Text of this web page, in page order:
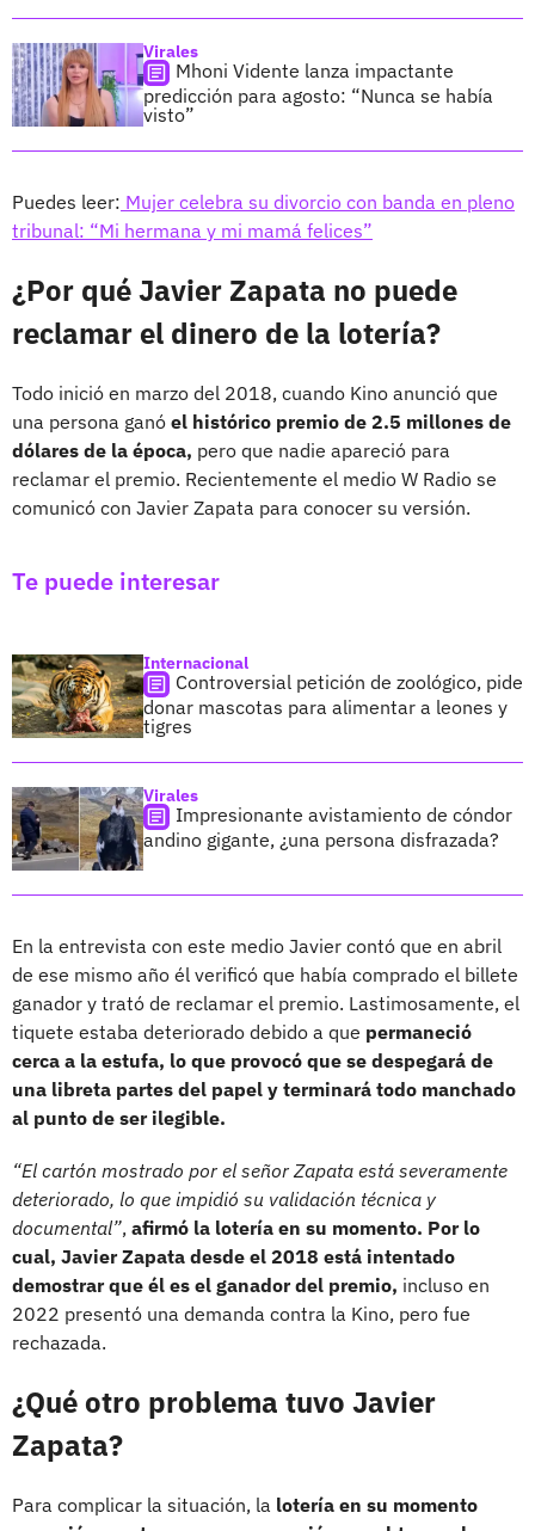
Virales
Mhoni Vidente lanza impactante
predicción para agosto: “Nunca se había
visto”
Puedes leer: Mujer celebra su divorcio con banda en pleno
tribunal: “Mi hermana y mi mamá felices”
¿Por qué Javier Zapata no puede
reclamar el dinero de la lotería?
Todo inició en marzo del 2018, cuando Kino anunció que
una persona ganó el histórico premio de 2.5 millones de
dólares de la época, pero que nadie apareció para
reclamar el premio. Recientemente el medio W Radio se
comunicó con Javier Zapata para conocer su versión.
Te puede interesar
Internacional
Controversial petición de zoológico, pide
donar mascotas para alimentar a leones y
tigres
Virales
Impresionante avistamiento de cóndor
andino gigante, ¿una persona disfrazada?
En la entrevista con este medio Javier contó que en abril
de ese mismo año él verificó que había comprado el billete
ganador y trató de reclamar el premio. Lastimosamente, el
tiquete estaba deteriorado debido a que permaneció
cerca a la estufa, lo que provocó que se despegará de
una libreta partes del papel y terminará todo manchado
al punto de ser ilegible.
“El cartón mostrado por el señor Zapata está severamente
deteriorado, lo que impidió su validación técnica y
documental”, afirmó la lotería en su momento. Por lo
cual, Javier Zapata desde el 2018 está intentado
demostrar que él es el ganador del premio, incluso en
2022 presentó una demanda contra la Kino, pero fue
rechazada.
¿Qué otro problema tuvo Javier
Zapata?
Para complicar la situación, la lotería en su momento